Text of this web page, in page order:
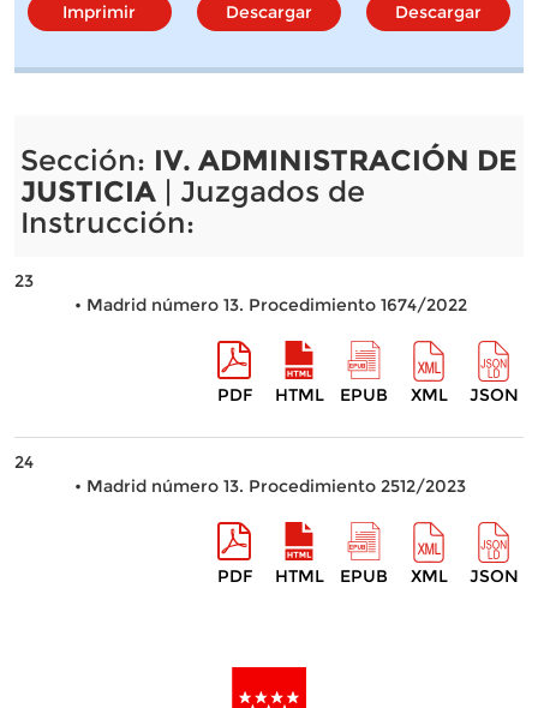
Imprimir Descargar Descargar
Sección: IV. ADMINISTRACIÓN DE
JUSTICIA| Juzgados de
Instrucción:
23
• Madrid número 13. Procedimiento 1674/2022
PDF HTML EPUB XML JSON
24
• Madrid número 13. Procedimiento 2512/2023
PDF HTML EPUB XML JSON